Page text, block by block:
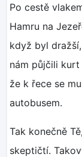
Po cestě
Hamru na
když byl
nám půjčili
že k řece se
autobusem.
Tak konečně
skeptičtí.